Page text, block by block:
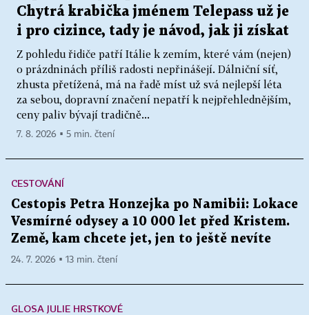
Chytrá krabička jménem Telepass už je
i pro cizince, tady je návod, jak ji získat
Z pohledu řidiče patří Itálie k zemím, které vám (nejen)
o prázdninách příliš radosti nepřinášejí. Dálniční síť,
zhusta přetížená, má na řadě míst už svá nejlepší léta
za sebou, dopravní značení nepatří k nejpřehlednějším,
ceny paliv bývají tradičně...
7. 8. 2026 ▪ 5 min. čtení
CESTOVÁNÍ
Cestopis Petra Honzejka po Namibii: Lokace
Vesmírné odysey a 10 000 let před Kristem.
Země, kam chcete jet, jen to ještě nevíte
24. 7. 2026 ▪ 13 min. čtení
GLOSA JULIE HRSTKOVÉ